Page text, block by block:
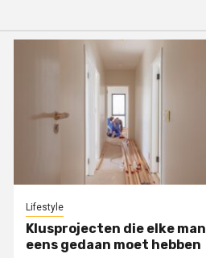
Lifestyle
Klusprojecten die elke man
eens gedaan moet hebben